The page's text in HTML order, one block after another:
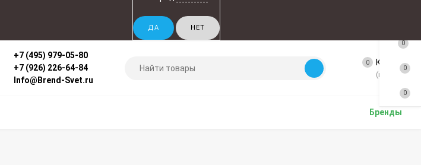
+7 (495) 979-05-80
+7 (926) 226-64-84
Info@Brend-Svet.ru
0 Корзина
(пусто)
Бренды
0
0
0